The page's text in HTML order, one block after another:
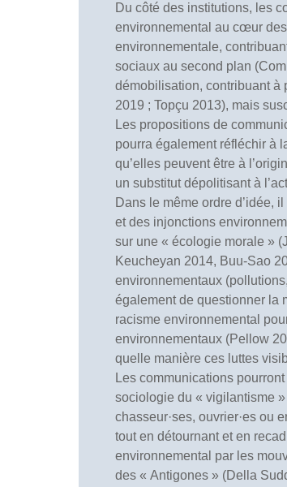
Du côté des institutions, les
environnemental au cœur
environnementale,
sociaux au second plan
démobilisation, contribuant à
2019 ; Topçu 2013), mais
Les propositions de
pourra également réfléchir à
qu’elles peuvent être à
un substitut dépolitisant à
Dans le même ordre d’idée,
et des injonctions
sur une « écologie morale »
Keucheyan 2014, Buu-Sao
environnementaux
également de questionner la
racisme environnemental
environnementaux (Pellow
quelle manière ces luttes
Les communications
sociologie du « vigilantisme
chasseur·ses, ouvrier·es ou
tout en détournant et en
environnemental par les
des « Antigones » (Della